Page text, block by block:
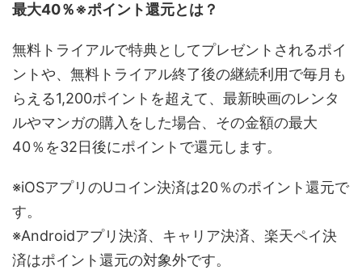
最大40％※ポイント還元とは？
無料トライアルで特典としてプレゼントされるポイ
ントや、無料トライアル終了後の継続利用で毎月も
らえる1,200ポイントを超えて、最新映画のレンタ
ルやマンガの購入をした場合、その金額の最大
40％を32日後にポイントで還元します。
※iOSアプリのUコイン決済は20％のポイント還元で
す。
※Androidアプリ決済、キャリア決済、楽天ペイ決
済はポイント還元の対象外です。